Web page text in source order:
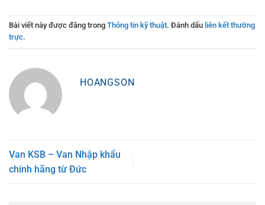
Bài viết này được đăng trong Thông tin kỹ thuật. Đánh dấu liên kết thường
trực.
HOANGSON
Van KSB – Van Nhập khẩu
chính hãng từ Đức